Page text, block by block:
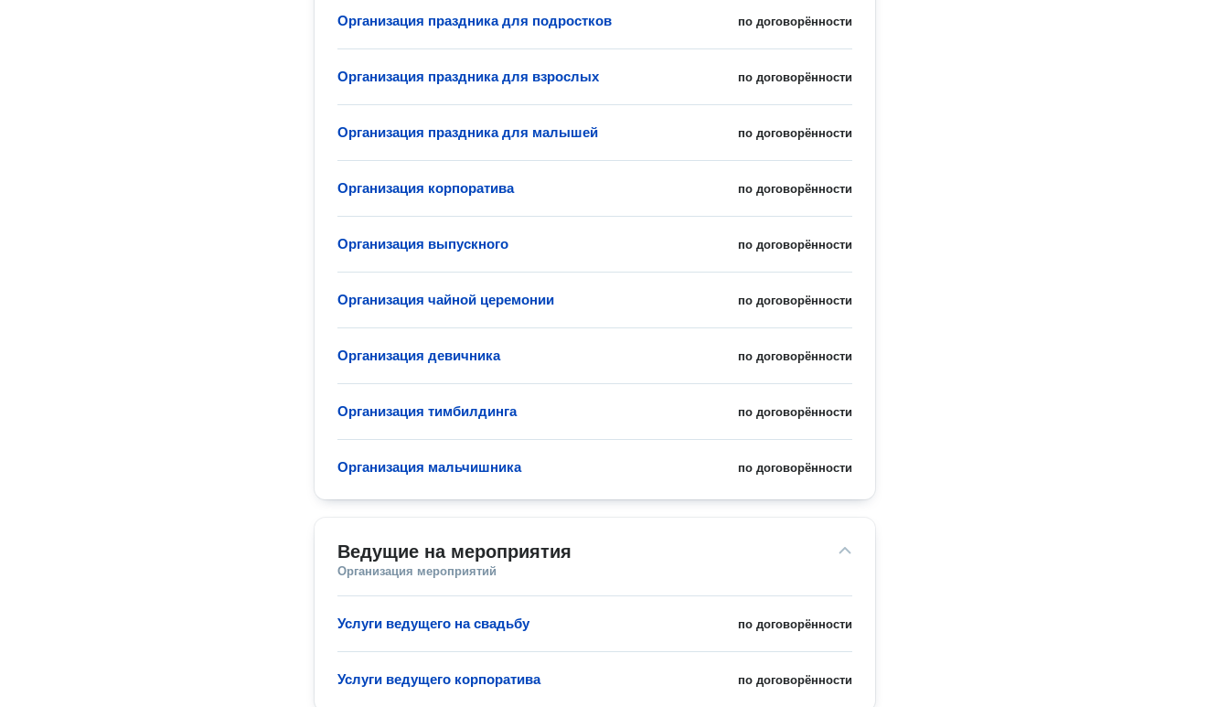
по договорённости
Организация праздника для подростков
по договорённости
Организация праздника для взрослых
по договорённости
Организация праздника для малышей
по договорённости
Организация корпоратива
по договорённости
Организация выпускного
по договорённости
Организация чайной церемонии
по договорённости
Организация девичника
по договорённости
Организация тимбилдинга
по договорённости
Организация мальчишника
Ведущие на мероприятия
Организация мероприятий
по договорённости
Услуги ведущего на свадьбу
по договорённости
Услуги ведущего корпоратива